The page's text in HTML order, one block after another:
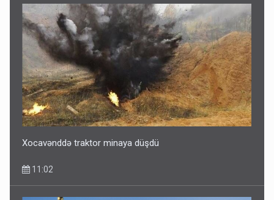
Xocavənddə traktor minaya düşdü
11:02